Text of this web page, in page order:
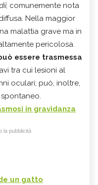
, comunemente nota
Nella maggior
malattia grave ma in
pericolosa.
essere trasmessa
tra cui lesioni al
oculari; può, inoltre,
in gravidanza
la pubblicità
un gatto